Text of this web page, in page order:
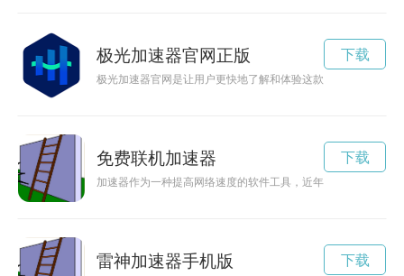
极光加速器官网正版
极光加速器官网是让用户更快地了解和体验这款先进设备的重
下载
免费联机加速器
加速器作为一种提高网络速度的软件工具，近年来备受争议。
下载
雷神加速器手机版 下载